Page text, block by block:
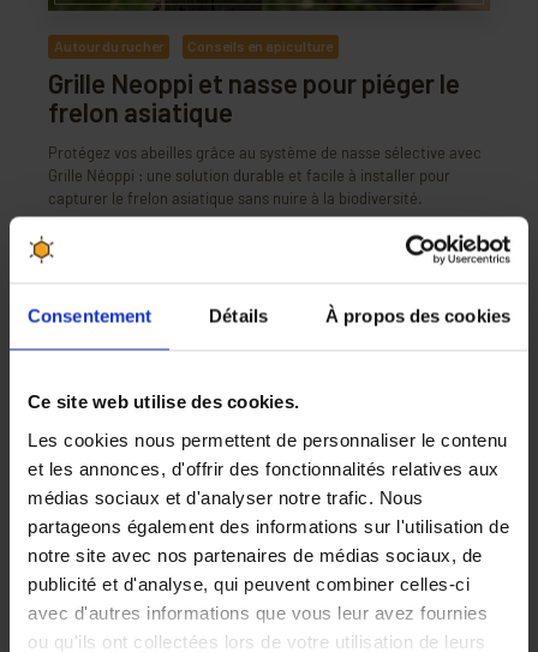
Consentement Détails À propos des cookies
Ce site web utilise des cookies.
Les cookies nous permettent de personnaliser le contenu
et les annonces, d'offrir des fonctionnalités relatives aux
médias sociaux et d'analyser notre trafic. Nous
partageons également des informations sur l'utilisation de
notre site avec nos partenaires de médias sociaux, de
publicité et d'analyse, qui peuvent combiner celles-ci
avec d'autres informations que vous leur avez fournies
ou qu'ils ont collectées lors de votre utilisation de leurs
Autour du rucher Conseils en apiculture
Grille Neoppi et nasse pour piéger le
frelon asiatique
Protégez vos abeilles grâce au système de nasse sélective avec
Grille Néoppi : une solution durable et facile à installer pour
capturer le frelon asiatique sans nuire à la biodiversité.
Autour du rucher L'actu des apiculteurs
Frelon à pattes jaunes : que dit le plan